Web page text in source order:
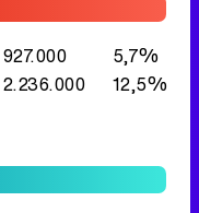
927.000
5,7%
2.236.000 12,5%